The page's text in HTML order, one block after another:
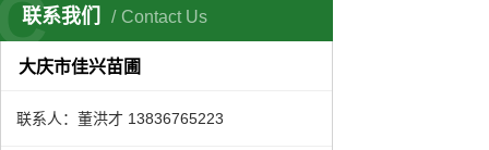
联系我们 Contact Us
大庆市佳兴苗圃
联系人：董洪才 13836765223